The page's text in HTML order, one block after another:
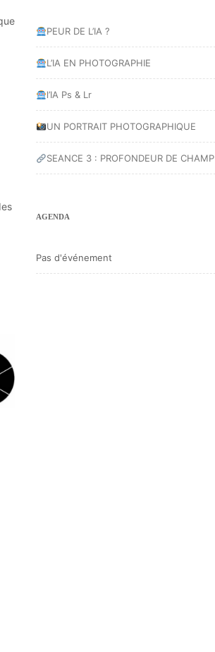
PEUR DE L’IA ?
L’IA EN PHOTOGRAPHIE
l’IA Ps & Lr
UN PORTRAIT PHOTOGRAPHIQUE
SEANCE 3 : PROFONDEUR DE CHAMP
AGENDA
Pas d'événement